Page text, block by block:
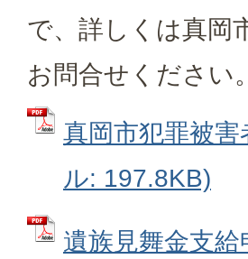
で、詳しくは真岡
お問合せください。
真岡市犯罪被
ル: 197.8KB)
遺族見舞金支